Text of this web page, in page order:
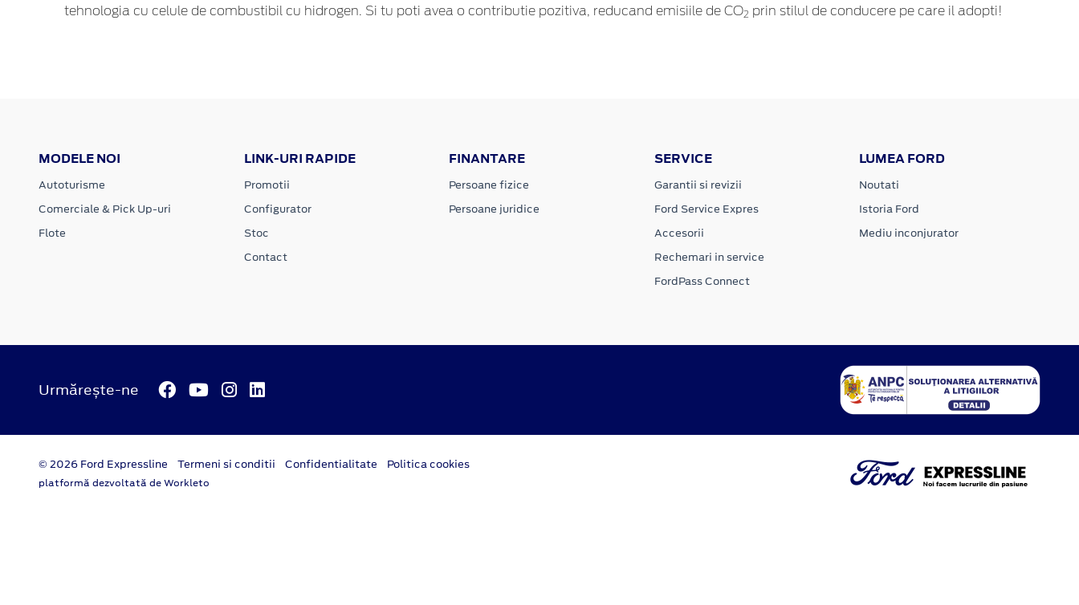
tehnologia cu celule de combustibil cu hidrogen. Si tu poti avea o contributie pozitiva, reducand emisiile de CO2 prin stilul de conducere pe care il adopti!
MODELE NOI
Autoturisme
Comerciale & Pick Up-uri
Flote
LINK-URI RAPIDE
Promotii
Configurator
Stoc
Contact
FINANTARE
Persoane fizice
Persoane juridice
SERVICE
Garantii si revizii
Ford Service Expres
Accesorii
Rechemari in service
FordPass Connect
LUMEA FORD
Noutati
Istoria Ford
Mediu inconjurator
Urmărește-ne
© 2026 Ford Expressline Termeni si conditii Confidentialitate Politica cookies
platformă dezvoltată de Workleto